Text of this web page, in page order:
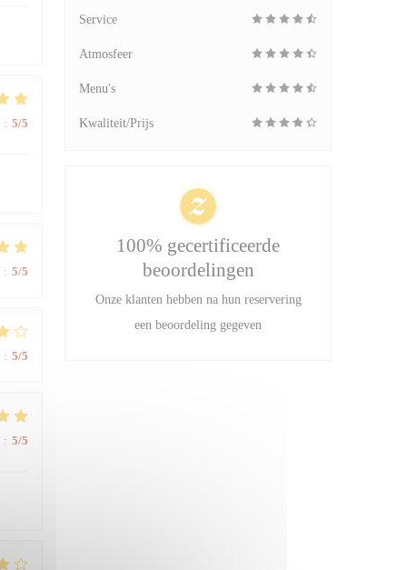
: 5/5
: 5/5
: 5/5
: 5/5
Service
Atmosfeer
Menu's
Kwaliteit/Prijs
100% gecertificeerde
beoordelingen
Onze klanten hebben na hun reservering
een beoordeling gegeven